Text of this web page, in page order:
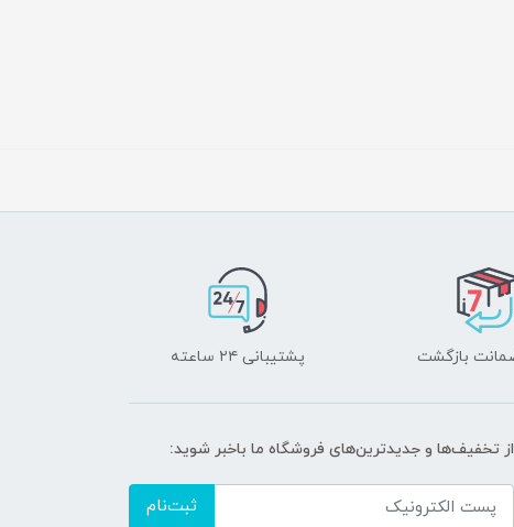
پشتیبانی ۲۴ ساعته
از تخفیف‌ها و جدیدترین‌های فروشگاه ما باخبر شوید:
ثبت‌نام